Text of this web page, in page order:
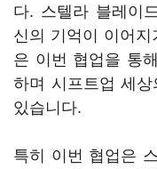
다. 스텔라 블레이
신의 기억이 이어
은 이번 협업을 통
하며 시프트업 세
있습니다.
특히 이번 협업은